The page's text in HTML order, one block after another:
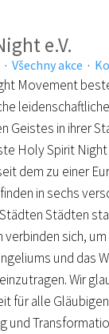
e.V.
· Všechny akce ·
Movement
Geistes in ihrer
Holy Spirit
dem zu einer
in sechs
Städten
verbinden sich,
und das
Wir
für alle
und